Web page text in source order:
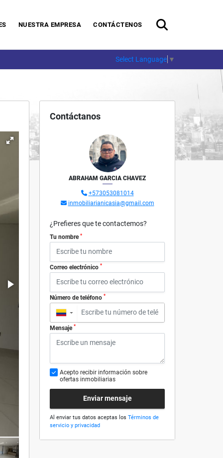
NUESTRA EMPRESA CONTÁCTENOS
Select Language ▼
Contáctanos
ABRAHAM GARCIA CHAVEZ
+573053081014
inmobiliarianicasia@gmail.com
¿Prefieres que te contactemos?
Tu nombre *
Correo electrónico *
Número de teléfono *
▼
Mensaje *
Acepto recibir información sobre
ofertas inmobiliarias
Enviar mensaje
Al enviar tus datos aceptas los Términos de
servicio y privacidad